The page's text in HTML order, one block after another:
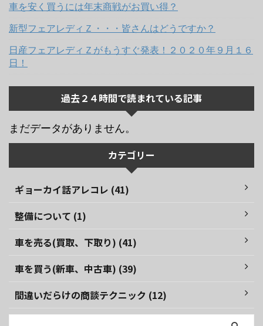
車を安く買うには年末商戦がお買い得？
新型フェアレディＺ・・・皆さんはどうですか？
日産フェアレディＺがもうすぐ発表！２０２０年９月１６
日！
過去２４時間で読まれている記事
まだデータがありません。
カテゴリー
ギョーカイ話アレコレ (41)
整備について (1)
車を売る(買取、下取り) (41)
車を買う(新車、中古車) (39)
間違いだらけの商談テクニック (12)